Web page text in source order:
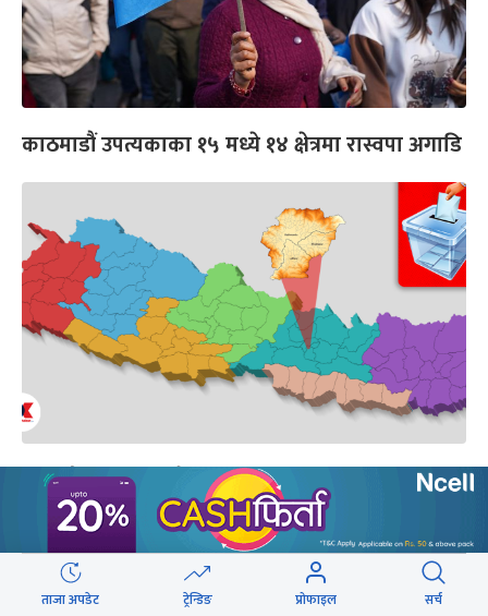
काठमाडौं उपत्यकाका १५ मध्ये १४ क्षेत्रमा रास्वपा अगाडि
स्थिर छैनन् काठमाडौं उपत्यकाका मतदाता
ताजा अपडेट ट्रेन्डिङ प्रोफाइल सर्च